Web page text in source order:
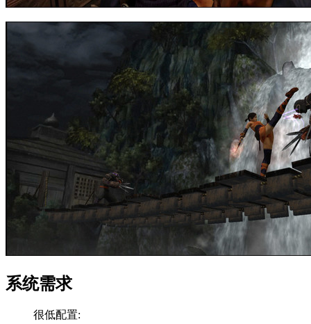
系统需求
很低配置: